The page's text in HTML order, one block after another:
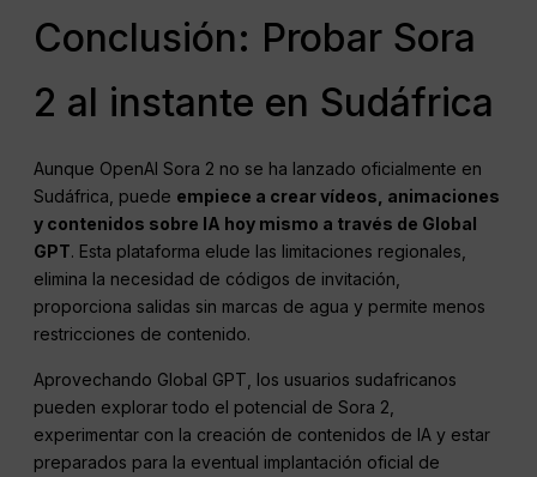
Conclusión: Probar Sora
2 al instante en Sudáfrica
Aunque OpenAI Sora 2 no se ha lanzado oficialmente en
Sudáfrica, puede empiece a crear vídeos, animaciones
y contenidos sobre IA hoy mismo a través de Global
GPT. Esta plataforma elude las limitaciones regionales,
elimina la necesidad de códigos de invitación,
proporciona salidas sin marcas de agua y permite menos
restricciones de contenido.
Aprovechando Global GPT, los usuarios sudafricanos
pueden explorar todo el potencial de Sora 2,
experimentar con la creación de contenidos de IA y estar
preparados para la eventual implantación oficial de